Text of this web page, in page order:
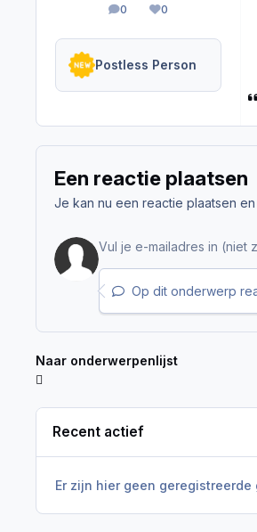
0
berichten
0
Reputation
Postless Person
Een reactie plaatsen
Je kan nu een reactie plaatsen
Op dit onderwerp
Naar onderwerpenlijst
Recent actief
Er zijn hier geen